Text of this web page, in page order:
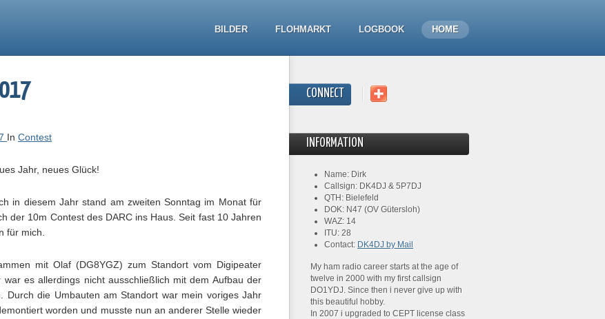
BILDER FLOHMARKT LOGBOOK HOME
In Contest
Jahr, neues Glück!
in diesem Jahr stand am zweiten Sonntag im Monat für
der 10m Contest des DARC ins Haus. Seit fast 10 Jahren
für mich.
mit Olaf (DG8YGZ) zum Standort vom Digipeater
es allerdings nicht ausschließlich mit dem Aufbau der
Durch die Umbauten am Standort war mein voriges Jahr
worden und musste nun an anderer Stelle wieder
CONNECT
INFORMATION
Name: Dirk
Callsign: DK4DJ & 5P7DJ
QTH: Bielefeld
DOK: N47 (OV Gütersloh)
WAZ: 14
ITU: 28
Contact: DK4DJ by Mail
My ham radio career starts at the age of
twelve in 2000 with my first callsign
DO1YDJ. Since then i never give up with
this beautiful hobby.
In 2007 i upgraded to CEPT license class